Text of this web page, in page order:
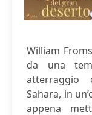
William
da una
atterraggio
Sahara, in
appena